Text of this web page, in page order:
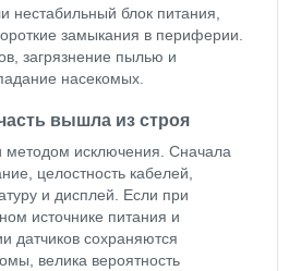
нестабильный блок питания,
замыкания в периферии.
загрязнение пылью и
насекомых.
вышла из строя
методом исключения. Сначала
целостность кабелей,
и дисплей. Если при
источнике питания и
датчиков сохраняются
велика вероятность